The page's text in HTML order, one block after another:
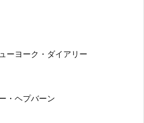
ーヨーク・ダイアリー
・ヘプバーン